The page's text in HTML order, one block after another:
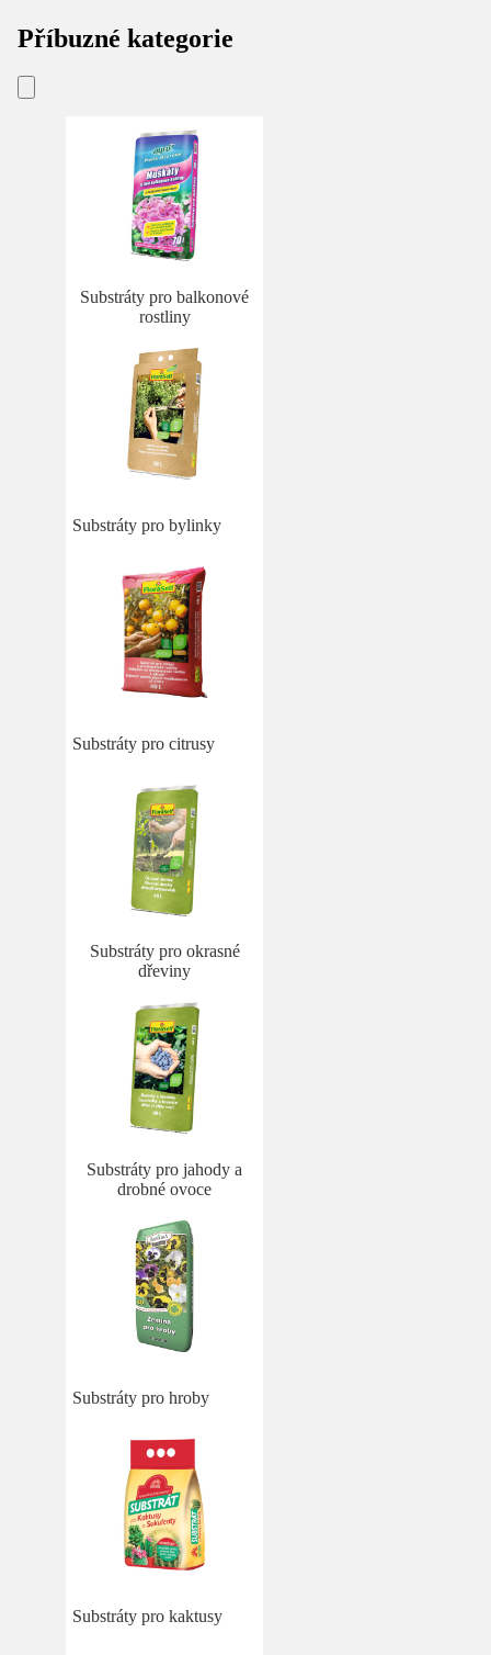
Příbuzné kategorie
Substráty pro balkonové
rostliny
Substráty pro bylinky
Substráty pro citrusy
Substráty pro okrasné
dřeviny
Substráty pro jahody a
drobné ovoce
Substráty pro hroby
Substráty pro kaktusy